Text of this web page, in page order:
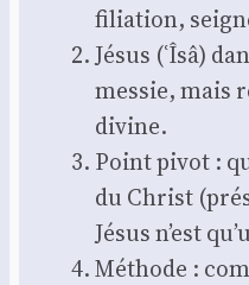
filia­tion,
Jésus (ʿÎsâ)
mes­sie, mais
divine.
Point pivot :
du Christ
Jésus n’est
Méthode :